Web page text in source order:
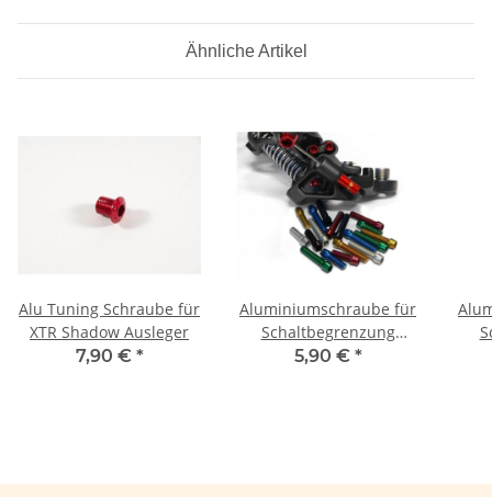
Ähnliche Artikel
Alu Tuning Schraube für
XTR Shadow Ausleger
7,90 € *
Aluminiumschraube für
Schaltbegrenzung
Shimano Shadow
5,90 € *